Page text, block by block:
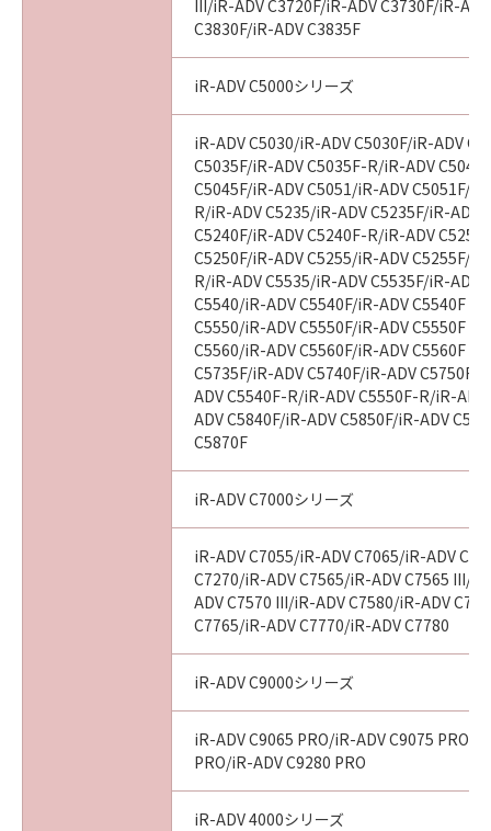
III/iR-ADV C3720F/iR-ADV C3730F/iR-
C3830F/iR-ADV C3835F
iR-ADV C5000シリーズ
iR-ADV C5030/iR-ADV C5030F/iR-ADV
C5035F/iR-ADV C5035F-R/iR-ADV
C5045F/iR-ADV C5051/iR-ADV C5051F/
R/iR-ADV C5235/iR-ADV C5235F/iR-ADV
C5240F/iR-ADV C5240F-R/iR-ADV
C5250F/iR-ADV C5255/iR-ADV C5255F/
R/iR-ADV C5535/iR-ADV C5535F/iR-ADV
C5540/iR-ADV C5540F/iR-ADV C5540F
C5550/iR-ADV C5550F/iR-ADV C5550F
C5560/iR-ADV C5560F/iR-ADV C5560F
C5735F/iR-ADV C5740F/iR-ADV C5750F/
ADV C5540F-R/iR-ADV C5550F-R/iR-
ADV C5840F/iR-ADV C5850F/iR-ADV
C5870F
iR-ADV C7000シリーズ
iR-ADV C7055/iR-ADV C7065/iR-ADV
C7270/iR-ADV C7565/iR-ADV C7565 III/
ADV C7570 III/iR-ADV C7580/iR-ADV
C7765/iR-ADV C7770/iR-ADV C7780
iR-ADV C9000シリーズ
iR-ADV C9065 PRO/iR-ADV C9075 PRO/
PRO/iR-ADV C9280 PRO
iR-ADV 4000シリーズ